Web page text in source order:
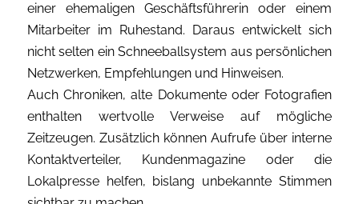
einer ehemaligen Geschäftsführerin oder einem
Mitarbeiter im Ruhestand. Daraus entwickelt sich
nicht selten ein Schneeballsystem aus persönlichen
Netzwerken, Empfehlungen und Hinweisen.
Auch Chroniken, alte Dokumente oder Fotografien
enthalten wertvolle Verweise auf mögliche
Zeitzeugen. Zusätzlich können Aufrufe über interne
Kontaktverteiler, Kundenmagazine oder die
Lokalpresse helfen, bislang unbekannte Stimmen